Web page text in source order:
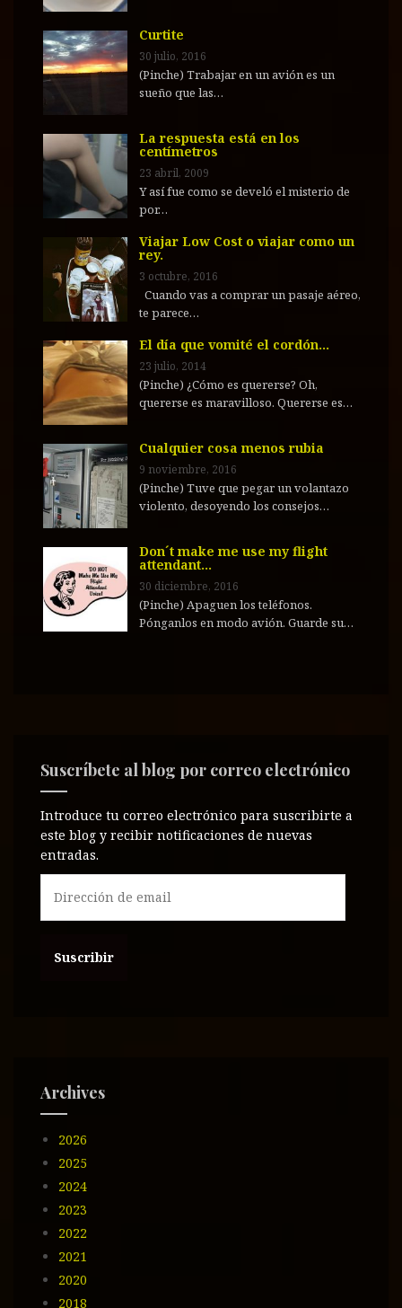
Curtite
30 julio, 2016
(Pinche) Trabajar en un avión es un
sueño que las…
La respuesta está en los
centímetros
23 abril, 2009
Y así fue como se develó el misterio de
por…
Viajar Low Cost o viajar como un
rey.
3 octubre, 2016
Cuando vas a comprar un pasaje aéreo,
te parece…
El día que vomité el cordón…
23 julio, 2014
(Pinche) ¿Cómo es quererse? Oh,
quererse es maravilloso. Quererse es…
Cualquier cosa menos rubia
9 noviembre, 2016
(Pinche) Tuve que pegar un volantazo
violento, desoyendo los consejos…
Don´t make me use my flight
attendant…
30 diciembre, 2016
(Pinche) Apaguen los teléfonos.
Pónganlos en modo avión. Guarde su…
Suscríbete al blog por correo electrónico
Introduce tu correo electrónico para suscribirte a
este blog y recibir notificaciones de nuevas
entradas.
r
e
m
a
i
l
Archives
2026
2025
2024
2023
2022
2021
2020
2018